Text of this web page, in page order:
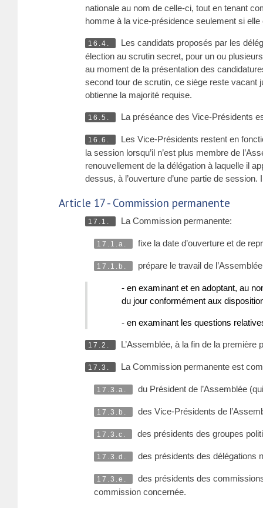
nationale au nom de celle-ci, tout en tenant
homme à la vice-présidence seulement si
16.4.
Les candidats proposés par les
élection au scrutin secret, pour un ou
au moment de la présentation des
second tour de scrutin, ce siège reste vacant
obtienne la majorité requise.
16.5. La préséance des Vice-Présidents
16.6.
Les Vice-Présidents restent en
la session lorsqu’il n’est plus membre de
renouvellement de la délégation à laquelle il
dessus, à l’ouverture d’une partie de
Article 17 - Commission permanente
17.1. La Commission permanente:
17.1.a. fixe la date d’ouverture et de
17.1.b. prépare le travail de
- en examinant et en adoptant, au
du jour conformément aux
- en examinant les questions
17.2. L’Assemblée, à la fin de la
17.3. La Commission permanente est
17.3.a. du Président de l’Assemblée
17.3.b. des Vice-Présidents de
17.3.c. des présidents des groupes
17.3.d. des présidents des délégations
17.3.e.
des présidents des
commission concernée.